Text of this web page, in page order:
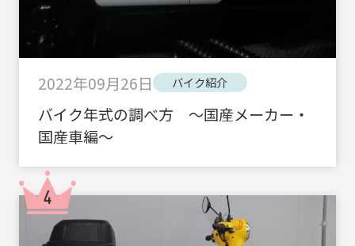
2022年09月26日 バイク紹介
バイク年式の調べ方 ～国産メーカー・
国産車編～